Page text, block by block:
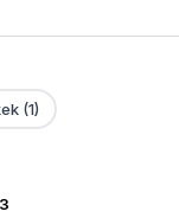
(1)